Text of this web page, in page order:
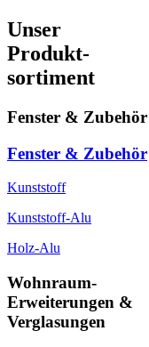
Unser
Produkt-
sortiment
Fenster & Zubehör
Fenster & Zubehör
Kunststoff
Kunststoff-Alu
Holz-Alu
Wohnraum-
Erweiterungen &
Verglasungen